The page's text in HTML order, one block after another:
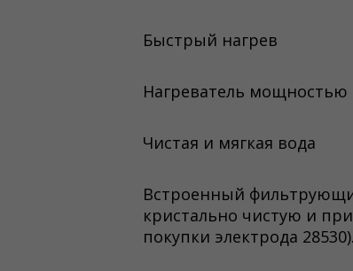
Быстрый нагрев
Нагреватель мощностью
Чистая и мягкая вода
Встроенный
кристально чистую и
покупки электрода 28530).